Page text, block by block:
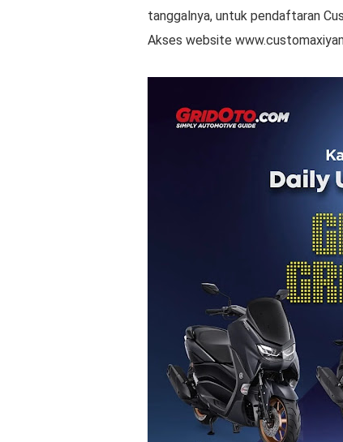
tanggalnya, untuk pendaftaran
Akses website